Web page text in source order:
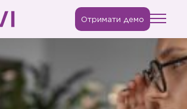
Отримати демо